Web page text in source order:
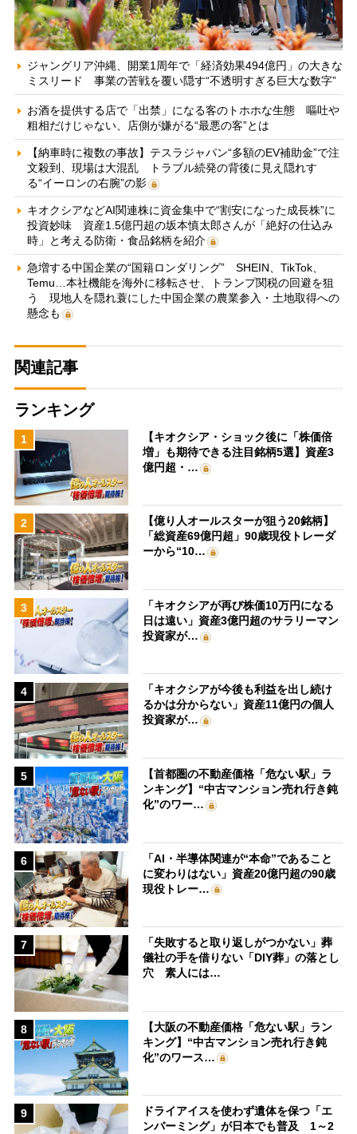
ジャングリア沖縄、開業1周年で「経済効果494億円」の大きな
ミスリード 事業の苦戦を覆い隠す“不透明すぎる巨大な数字”
お酒を提供する店で「出禁」になる客のトホホな生態 嘔吐や
粗相だけじゃない、店側が嫌がる“最悪の客”とは
【納車時に複数の事故】テスラジャパン“多額のEV補助金”で注
文殺到、現場は大混乱 トラブル続発の背後に見え隠れす
る“イーロンの右腕”の影
キオクシアなどAI関連株に資金集中で“割安になった成長株”に
投資妙味 資産1.5億円超の坂本慎太郎さんが「絶好の仕込み
時」と考える防衛・食品銘柄を紹介
急増する中国企業の“国籍ロンダリング” SHEIN、TikTok、
Temu…本社機能を海外に移転させ、トランプ関税の回避を狙
う 現地人を隠れ蓑にした中国企業の農業参入・土地取得への
懸念も
関連記事
ランキング
1
【キオクシア・ショック後に「株価倍
増」も期待できる注目銘柄5選】資産3
億円超・…
2
【億り人オールスターが狙う20銘柄】
「総資産69億円超」90歳現役トレーダ
ーから“10…
3
「キオクシアが再び株価10万円になる
日は遠い」資産3億円超のサラリーマン
投資家が…
4
「キオクシアが今後も利益を出し続け
るかは分からない」資産11億円の個人
投資家が…
5
【首都圏の不動産価格「危ない駅」ラ
ンキング】“中古マンション売れ行き鈍
化”のワー…
6
「AI・半導体関連が“本命”であること
に変わりはない」資産20億円超の90歳
現役トレー…
7
「失敗すると取り返しがつかない」葬
儀社の手を借りない「DIY葬」の落とし
穴 素人には…
8
【大阪の不動産価格「危ない駅」ラン
キング】“中古マンション売れ行き鈍
化”のワース…
9
ドライアイスを使わず遺体を保つ「エ
ンバーミング」が日本でも普及 1～2